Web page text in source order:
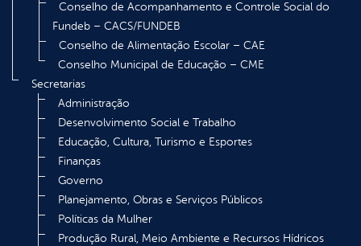
Conselho de Acompanhamento e Controle Social do
Fundeb – CACS/FUNDEB
Conselho de Alimentação Escolar – CAE
Conselho Municipal de Educação – CME
Secretarias
Administração
Desenvolvimento Social e Trabalho
Educação, Cultura, Turismo e Esportes
Finanças
Governo
Planejamento, Obras e Serviços Públicos
Políticas da Mulher
Produção Rural, Meio Ambiente e Recursos Hídricos